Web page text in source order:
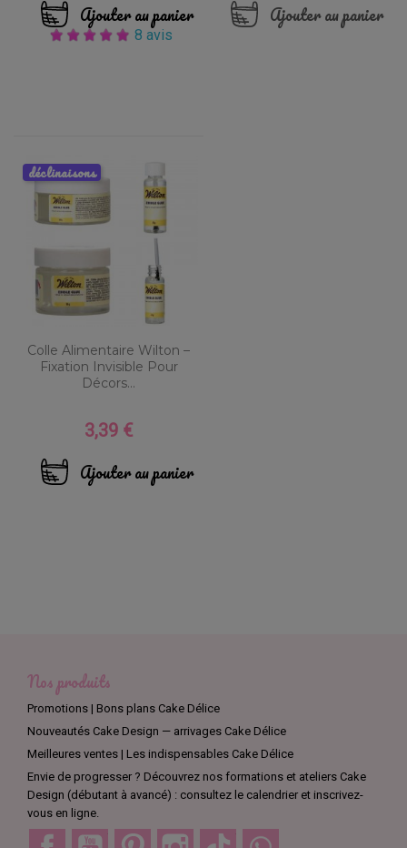
Ajouter au panier
8 avis
Ajouter au panier
Colle Alimentaire Wilton –
Fixation Invisible Pour
Décors...
Prix
3,39 €
Ajouter au panier
déclinaisons
Nos produits
Promotions | Bons plans Cake Délice
Nouveautés Cake Design — arrivages Cake Délice
Meilleures ventes | Les indispensables Cake Délice
Envie de progresser ? Découvrez nos formations et ateliers Cake
Design (débutant à avancé) : consultez le calendrier et inscrivez-
vous en ligne.
Facebook YouTube Pinterest Instagram TikTok